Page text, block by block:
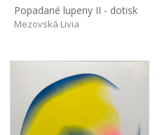
Popadané lupeny II - dotisk
Mezovská Livia